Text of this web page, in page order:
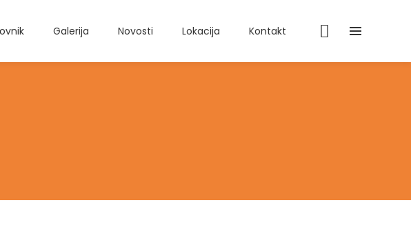
Galerija Novosti Lokacija Kontakt